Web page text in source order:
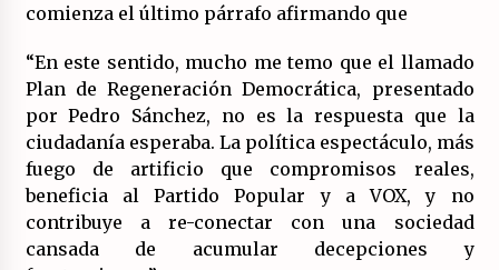
comienza el último párrafo afirmando que
“En este sentido, mucho me temo que el llamado
Plan de Regeneración Democrática, presentado
por Pedro Sánchez, no es la respuesta que la
ciudadanía esperaba. La política espectáculo, más
fuego de artificio que compromisos reales,
beneficia al Partido Popular y a VOX, y no
contribuye a re-conectar con una sociedad
cansada de acumular decepciones y